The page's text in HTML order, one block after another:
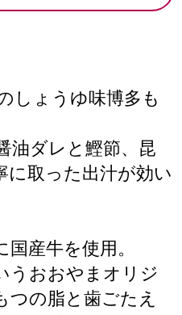
しょうゆ味博多も
油ダレと鰹節、昆
に取った出汁が効い
産牛を使用。
うおおやまオリジ
つの脂と歯ごたえ